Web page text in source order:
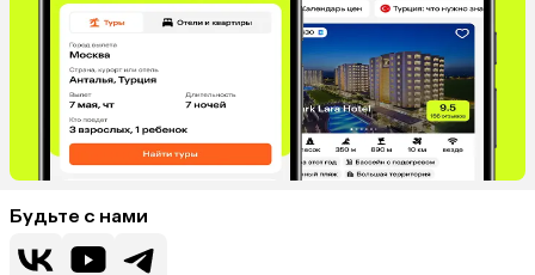
Будьте с нами